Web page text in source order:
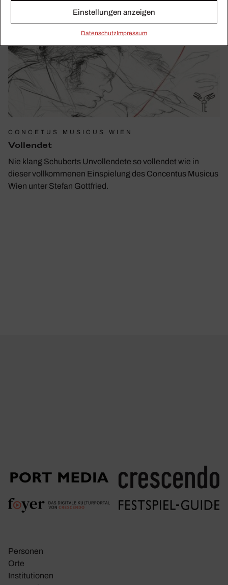
Einstellungen anzeigen
Daten­schutzImpressum
CONCETUS MUSICUS WIEN
Voll­endet
Nie klang Schuberts Unvollendete so vollendet wie in
dieser vollkommenen Einspielung des Concentus Musicus
Wien unter Stefan Gottfried.
Personen
Orte
Insti­tu­tionen